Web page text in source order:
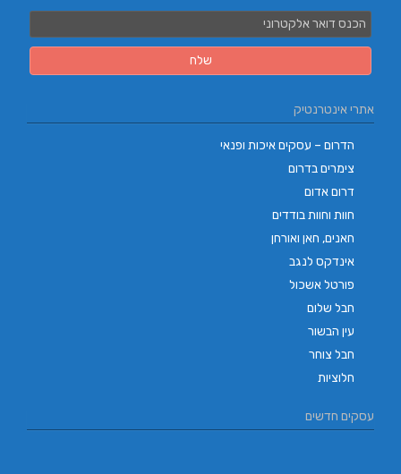
אתרי אינטרנטיק
הדרום – עסקים איכות ופנאי
צימרים בדרום
דרום אדום
חוות וחוות בודדים
חאנים, חאן ואורחן
אינדקס לנגב
פורטל אשכול
חבל שלום
עין הבשור
חבל צוחר
חלוציות
עסקים חדשים